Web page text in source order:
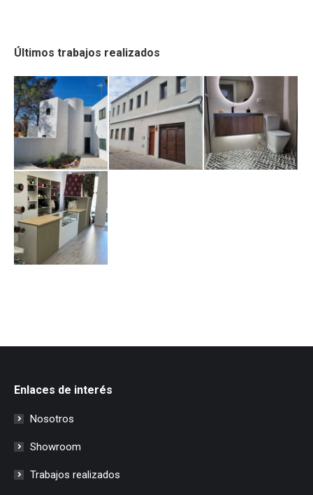
Últimos trabajos realizados
Enlaces de interés
Nosotros
Showroom
Trabajos realizados